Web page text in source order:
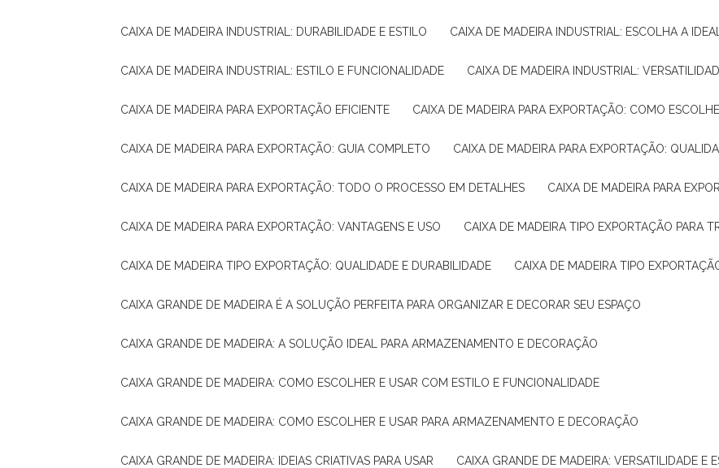
CAIXA DE MADEIRA INDUSTRIAL: DURABILIDADE E ESTILO CAIXA DE MADEIRA INDUSTRIAL: ESCOLHA A
CAIXA DE MADEIRA INDUSTRIAL: ESTILO E FUNCIONALIDADE CAIXA DE MADEIRA INDUSTRIAL:
CAIXA DE MADEIRA PARA EXPORTAÇÃO EFICIENTE CAIXA DE MADEIRA PARA EXPORTAÇÃO: COMO
CAIXA DE MADEIRA PARA EXPORTAÇÃO: GUIA COMPLETO CAIXA DE MADEIRA PARA EXPORTAÇÃO:
CAIXA DE MADEIRA PARA EXPORTAÇÃO: TODO O PROCESSO EM DETALHES CAIXA DE MADEIRA PARA
CAIXA DE MADEIRA PARA EXPORTAÇÃO: VANTAGENS E USO CAIXA DE MADEIRA TIPO EXPORTAÇÃO PARA
CAIXA DE MADEIRA TIPO EXPORTAÇÃO: QUALIDADE E DURABILIDADE CAIXA DE MADEIRA TIPO
CAIXA GRANDE DE MADEIRA É A SOLUÇÃO PERFEITA PARA ORGANIZAR E DECORAR SEU ESPAÇO
CAIXA GRANDE DE MADEIRA: A SOLUÇÃO IDEAL PARA ARMAZENAMENTO E DECORAÇÃO
CAIXA GRANDE DE MADEIRA: COMO ESCOLHER E USAR COM ESTILO E FUNCIONALIDADE
CAIXA GRANDE DE MADEIRA: COMO ESCOLHER E USAR PARA ARMAZENAMENTO E DECORAÇÃO
CAIXA GRANDE DE MADEIRA: IDEIAS CRIATIVAS PARA USAR CAIXA GRANDE DE MADEIRA: VERSATILIDADE E